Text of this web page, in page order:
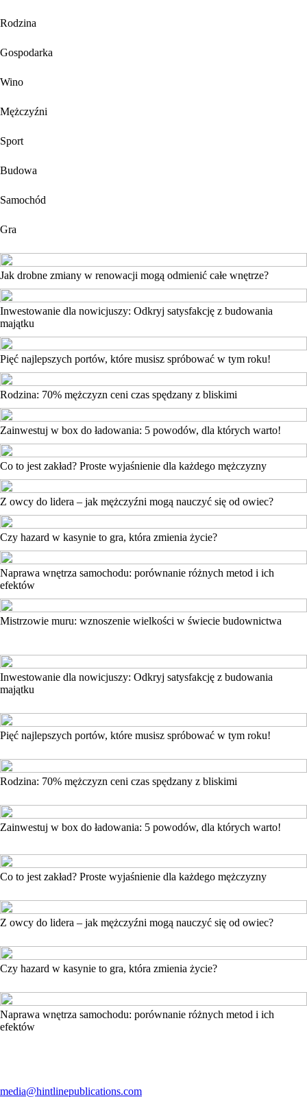
Rodzina
Gospodarka
Wino
Mężczyźni
Sport
Budowa
Samochód
Gra
Jak drobne zmiany w renowacji mogą odmienić całe wnętrze?
Inwestowanie dla nowicjuszy: Odkryj satysfakcję z budowania
majątku
Pięć najlepszych portów, które musisz spróbować w tym roku!
Rodzina: 70% mężczyzn ceni czas spędzany z bliskimi
Zainwestuj w box do ładowania: 5 powodów, dla których warto!
Co to jest zakład? Proste wyjaśnienie dla każdego mężczyzny
Z owcy do lidera – jak mężczyźni mogą nauczyć się od owiec?
Czy hazard w kasynie to gra, która zmienia życie?
Naprawa wnętrza samochodu: porównanie różnych metod i ich
efektów
Mistrzowie muru: wznoszenie wielkości w świecie budownictwa
Inwestowanie dla nowicjuszy: Odkryj satysfakcję z budowania
majątku
Pięć najlepszych portów, które musisz spróbować w tym roku!
Rodzina: 70% mężczyzn ceni czas spędzany z bliskimi
Zainwestuj w box do ładowania: 5 powodów, dla których warto!
Co to jest zakład? Proste wyjaśnienie dla każdego mężczyzny
Z owcy do lidera – jak mężczyźni mogą nauczyć się od owiec?
Czy hazard w kasynie to gra, która zmienia życie?
Naprawa wnętrza samochodu: porównanie różnych metod i ich
efektów
media@hintlinepublications.com